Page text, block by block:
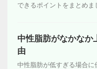
できるポイントをまとめま
中性脂肪がなかなか
由
中性脂肪が低すぎる場合に